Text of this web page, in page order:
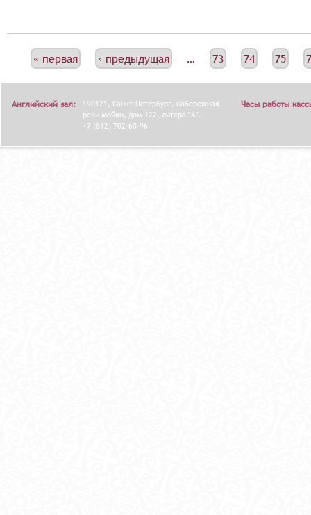
Р
И
« первая ‹ предыдущая … 73 74 75
Английский зал:
190121, Санкт-Петербург, набережная
реки Мойки, дом 122, литера "А".
+7 (812) 702-60-96
Часы работы